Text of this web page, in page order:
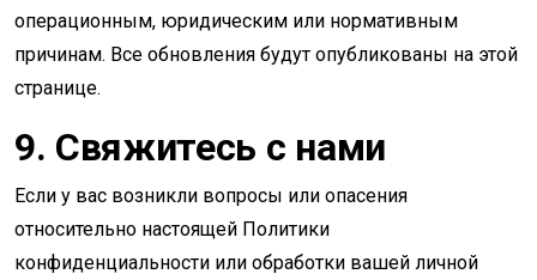
операционным, юридическим или нормативным
причинам. Все обновления будут опубликованы на этой
странице.
9. Свяжитесь с нами
Если у вас возникли вопросы или опасения
относительно настоящей Политики
конфиденциальности или обработки вашей личной